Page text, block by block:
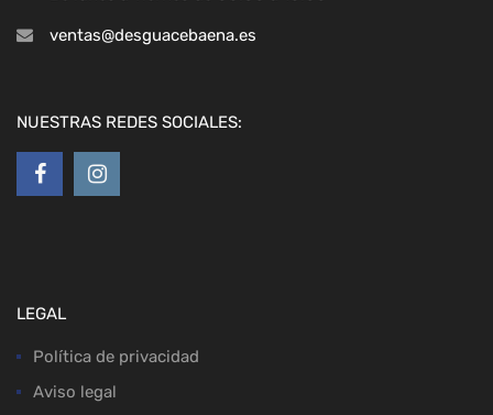
ventas@desguacebaena.es
NUESTRAS REDES SOCIALES:
LEGAL
Política de privacidad
Aviso legal